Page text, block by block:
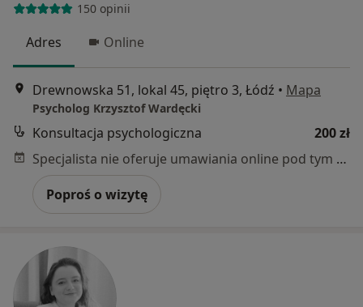
150 opinii
Adres Online
Drewnowska 51, lokal 45, piętro 3, Łódź • Mapa
Psycholog Krzysztof Wardęcki
Konsultacja psychologiczna
200 zł
Specjalista nie oferuje umawiania online pod tym adresem.
Poproś o wizytę